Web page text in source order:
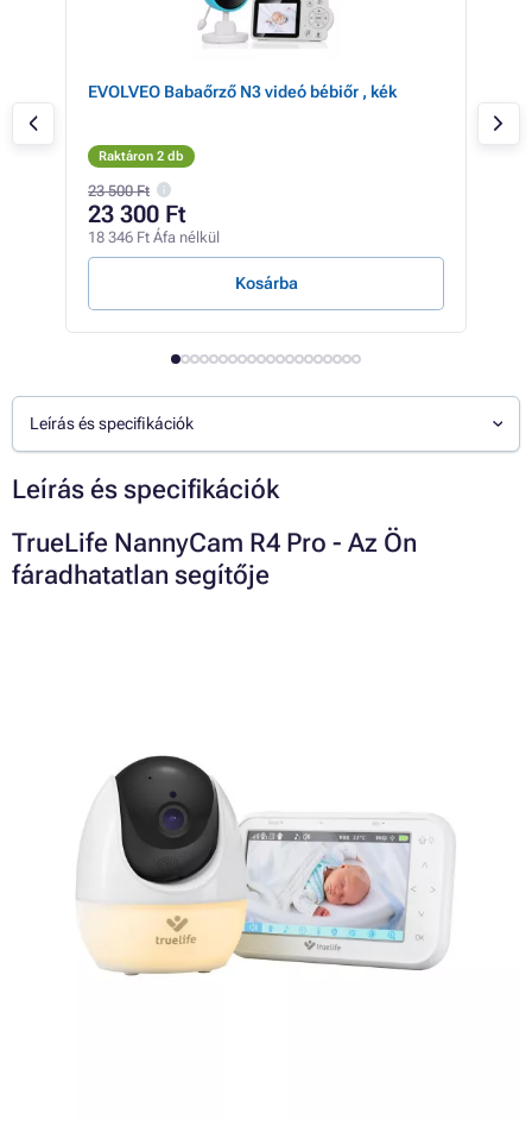
EVOLVEO Babaőrző N3 videó bébiőr , kék
Raktáron 2 db
23 500 Ft
23 300 Ft
18 346 Ft Áfa nélkül
Kosárba
Leírás és specifikációk
Leírás és specifikációk
TrueLife NannyCam R4 Pro - Az Ön
fáradhatatlan segítője